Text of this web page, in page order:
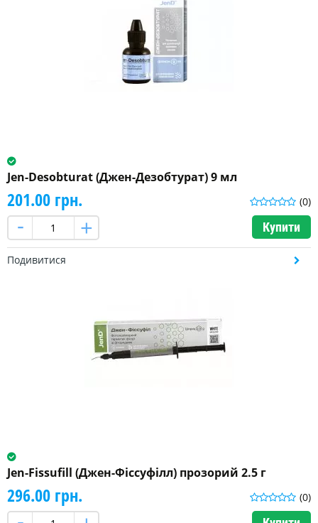
Jen-Desobturat (Джен-Дезобтурат) 9 мл
(0)
201.00 грн.
Купити
Подивитися
Jen-Fissufill (Джен-Фіссуфілл) прозорий 2.5 г
(0)
296.00 грн.